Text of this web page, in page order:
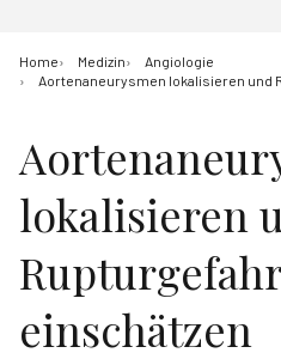
Home Medizin
Angiologie
Aortenaneurysmen lokalisieren und
lokalisieren
Rupturgefahr
einschätzen